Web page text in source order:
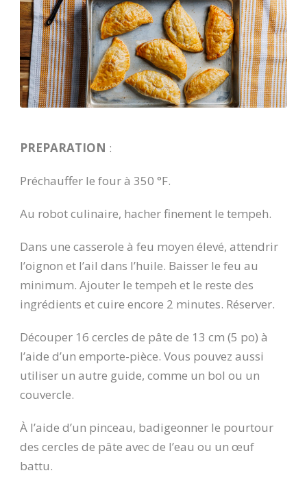
PREPARATION :
Préchauffer le four à 350 °F.
Au robot culinaire, hacher finement le tempeh.
Dans une casserole à feu moyen élevé, attendrir
l’oignon et l’ail dans l’huile. Baisser le feu au
minimum. Ajouter le tempeh et le reste des
ingrédients et cuire encore 2 minutes. Réserver.
Découper 16 cercles de pâte de 13 cm (5 po) à
l’aide d’un emporte-pièce. Vous pouvez aussi
utiliser un autre guide, comme un bol ou un
couvercle.
À l’aide d’un pinceau, badigeonner le pourtour
des cercles de pâte avec de l’eau ou un œuf
battu.